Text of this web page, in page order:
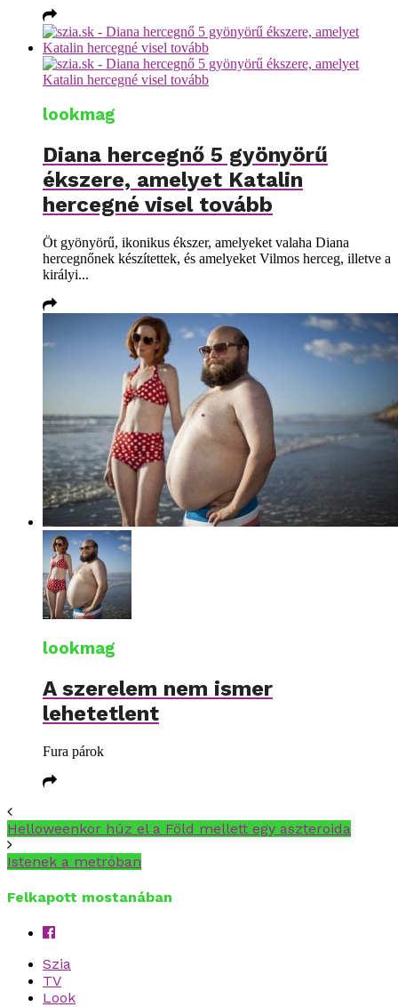
lookmag
Diana hercegnő 5 gyönyörű
ékszere, amelyet Katalin
hercegné visel tovább
Öt gyönyörű, ikonikus ékszer, amelyeket valaha Diana
hercegnőnek készítettek, és amelyeket Vilmos herceg, illetve a
királyi...
lookmag
A szerelem nem ismer
lehetetlent
Fura párok
Helloweenkor húz el a Föld mellett egy aszteroida
Istenek a metróban
Felkapott mostanában
Szia
TV
Look